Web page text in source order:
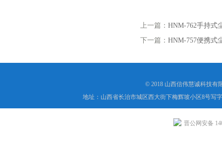
上一篇： HNM-762手持式
下一篇： HNM-757便携式
© 2018 山西信伟慧诚科技有
地址：山西省长治市城区西大街下梅辉坡小区8号写
晋公网安备